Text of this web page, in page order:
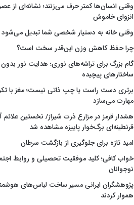
وقتی انسان‌ها کمتر حرف می‌زنند؛ نشانه‌ای از
انزوای خاموش
وقتی خانه به دستیار شخصی شما تبدیل می‌شود
چرا حفظ کاهش وزن این‌قدر سخت است؟
گام بزرگ برای تراشه‌های نوری؛ هدایت نور بدون
ساختارهای پیچیده
برتری دست راست یا چپ ذاتی نیست؛ مغز با
مهارت می‌سازد
هشدار قرمز در مزارع ذرت شیراز/ نخستین
قرنطینه‌ای برگ‌خوار پاییزه مشاهده شد
امید تازه برای جلوگیری از بازگشت سرطان
خواب کافی؛ کلید موفقیت تحصیلی و روابط
نوجوانان
پژوهشگران ایرانی مسیر ساخت لباس‌های
هموار کردند